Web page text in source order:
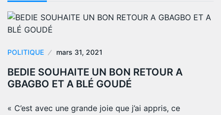
POLITIQUE mars 31, 2021
BEDIE SOUHAITE UN BON RETOUR A
GBAGBO ET A BLÉ GOUDÉ
« C’est avec une grande joie que j’ai appris, ce